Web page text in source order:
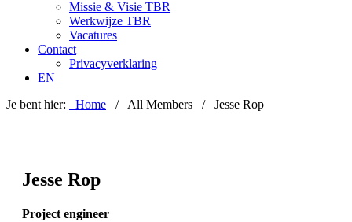
Missie & Visie TBR
Werkwijze TBR
Vacatures
Contact
Privacyverklaring
EN
Je bent hier:
Home / All Members / Jesse Rop
Jesse Rop
Project engineer